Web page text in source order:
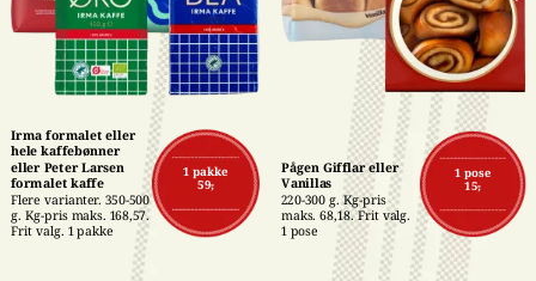
1 pakke
59,-
Irma formalet eller
hele kaffebønner
eller Peter Larsen
formalet kaffe
Flere varianter. 350-500
g. Kg-pris maks. 168,57.
Frit valg. 1 pakke
1 pose
15,-
Pågen Gifflar eller
Vanillas
220-300 g. Kg-pris
maks. 68,18. Frit valg.
1 pose